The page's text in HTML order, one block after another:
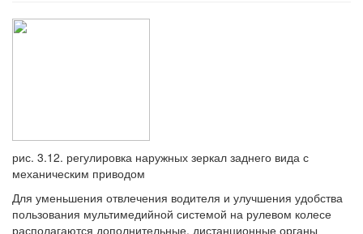
рис. 3.12. регулировка наружных зеркал заднего вида с
механическим приводом
Для уменьшения отвлечения водителя и улучшения удобства
пользования мультимедийной системой на рулевом колесе
располагаются дополнительные, дистанционные органы